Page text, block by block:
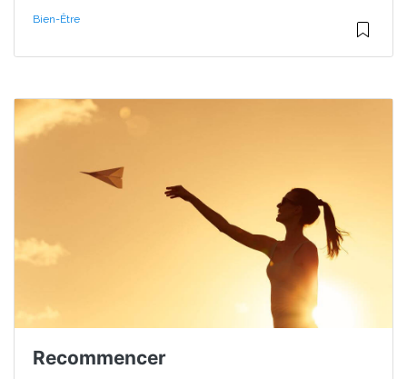
Bien-Être
Recommencer